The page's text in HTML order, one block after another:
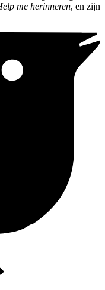
me herinneren, en zijn